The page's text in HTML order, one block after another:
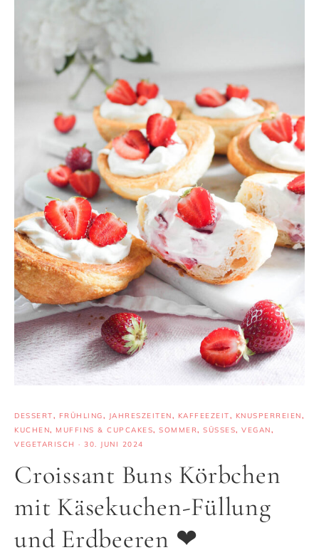
DESSERT, FRÜHLING, JAHRESZEITEN, KAFFEEZEIT, KNUSPERREIEN,
KUCHEN, MUFFINS & CUPCAKES, SOMMER, SÜSSES , VEGAN,
VEGETARISCH · 30. JUNI 2024
Croissant Buns Körbchen
mit Käsekuchen-Füllung
und Erdbeeren ❤